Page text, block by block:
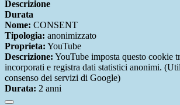
Descrizione
Durata
Nome: CONSENT
Tipologia: anonimizzato
Proprieta: YouTube
Descrizione: YouTube imposta questo cookie
incorporati e registra dati statistici anonimi.
consenso dei servizi di Google)
Durata: 2 anni